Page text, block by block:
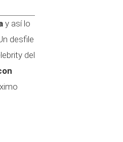
y así lo
desfile
del